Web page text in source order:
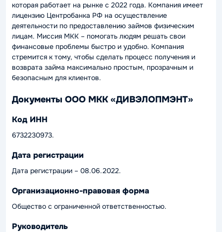
которая работает на рынке с 2022 года. Компания имеет
лицензию Центробанка РФ на осуществление
деятельности по предоставлению займов физическим
лицам. Миссия МКК – помогать людям решать свои
финансовые проблемы быстро и удобно. Компания
стремится к тому, чтобы сделать процесс получения и
возврата займа максимально простым, прозрачным и
безопасным для клиентов.
Документы ООО МКК «ДИВЭЛОПМЭНТ»
Код ИНН
6732230973.
Дата регистрации
Дата регистрации – 08.06.2022.
Организационно-правовая форма
Общество с ограниченной ответственностью.
Руководитель